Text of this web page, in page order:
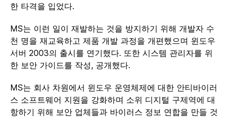
한 타격을 입었다.
MS는 이런 일이 재발하는 것을 방지하기 위해 개발자 수
천 명을 재교육하고 제품 개발 과정을 개편했으며 윈도우
서버 2003의 출시를 연기했다. 또한 시스템 관리자를 위
한 보안 가이드를 작성, 공개했다.
MS는 회사 차원에서 윈도우 운영체제에 대한 안티바이러
스 소프트웨어 지원을 강화하며 소위 디지털 구제역에 대
항하기 위해 보안 업체들과 바이러스 정보 연합을 만들 것